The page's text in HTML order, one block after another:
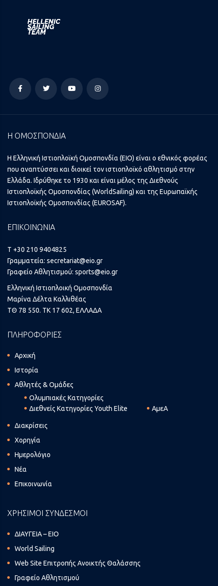
Η ΟΜΟΣΠΟΝΔΙΑ
Η Ελληνική Ιστιοπλοϊκή Ομοσπονδία (ΕΙΟ) είναι ο εθνικός φορέας
που αναπτύσσει και διοικεί τον ιστιοπλοϊκό αθλητισμό στην
Ελλάδα. Ιδρύθηκε το 1930 και είναι μέλος της Διεθνούς
Ιστιοπλοϊκής Ομοσπονδίας (WorldSailing) και της Ευρωπαϊκής
Ιστιοπλοϊκής Ομοσπονδίας (EUROSAF).
ΕΠΙΚΟΙΝΩΝΙΑ
T +30 210 9404825
Γραμματεία: secretariat@eio.gr
Γραφείο Αθλητισμού: sports@eio.gr
Ελληνική Ιστιοπλοική Ομοσπονδία
Μαρίνα Δέλτα Καλλιθέας
ΤΘ 78 550. ΤΚ 17 602, ΕΛΛΑΔΑ
ΠΛΗΡΟΦΟΡΙΕΣ
Αρχική
Ιστορία
Αθλητές & Ομάδες
Ολυμπιακές Κατηγορίες
Διεθνείς Κατηγορίες Youth Elite
ΑμεΑ
Διακρίσεις
Χορηγία
Ημερολόγιο
Νέα
Επικοινωνία
ΧΡΗΣΙΜΟΙ ΣΥΝΔΕΣΜΟΙ
ΔΙΑΥΓΕΙΑ – ΕΙΟ
World Sailing
Web Site Επιτροπής Ανοικτής Θαλάσσης
Γραφείο Αθλητισμού